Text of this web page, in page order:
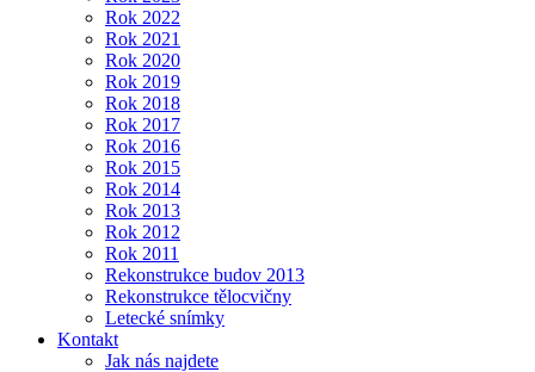
Rok 2022
Rok 2021
Rok 2020
Rok 2019
Rok 2018
Rok 2017
Rok 2016
Rok 2015
Rok 2014
Rok 2013
Rok 2012
Rok 2011
Rekonstrukce budov 2013
Rekonstrukce tělocvičny
Letecké snímky
Kontakt
Jak nás najdete